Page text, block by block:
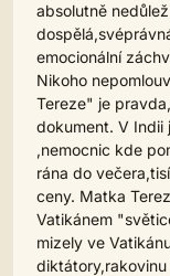
absolutně
emocionální
Nikoho
Tereze" je
dokument. V Indii
,nemocnic kde
rána do
ceny. Matka
Vatikánem
mizely ve